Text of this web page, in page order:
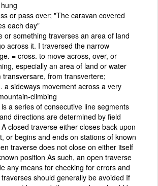
or pass over; "The caravan covered
each day"
or something traverses an area of land
across it. I traversed the narrow
= cross. to move across, over, or
especially an area of land or water
transversare, from transvertere;
a sideways movement across a very
climbing
a series of consecutive line segments
directions are determined by field
closed traverse either closes back upon
or begins and ends on stations of known
traverse does not close on either itself
position As such, an open traverse
any means for checking for errors and
should generally be avoided If